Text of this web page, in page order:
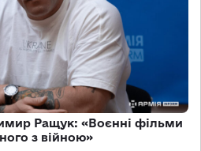
Ращук: «Воєнні фільми
з війною»